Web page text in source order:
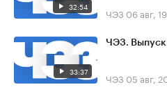
32:54 ЧЭЗ 06 авг,
33:37
ЧЭЗ. Выпуск
ЧЭЗ 05 авг,